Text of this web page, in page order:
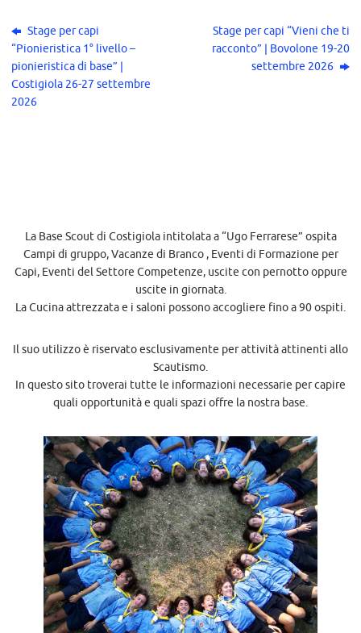
Stage per capi
“Pionieristica 1° livello –
pionieristica di base” |
Costigiola 26-27 settembre
2026
Stage per capi “Vieni che ti
racconto” | Bovolone 19-20
settembre 2026
La Base Scout di Costigiola intitolata a “Ugo Ferrarese” ospita
Campi di gruppo, Vacanze di Branco , Eventi di Formazione per
Capi, Eventi del Settore Competenze, uscite con pernotto oppure
uscite in giornata.
La Cucina attrezzata e i saloni possono accogliere fino a 90 ospiti.
Il suo utilizzo è riservato esclusivamente per attività attinenti allo
Scautismo.
In questo sito troverai tutte le informazioni necessarie per capire
quali opportunità e quali spazi offre la nostra base.